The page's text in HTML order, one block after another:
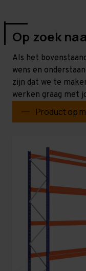
Op zoek
Als het
wens en
zijn dat we te
werken graag met
Product op